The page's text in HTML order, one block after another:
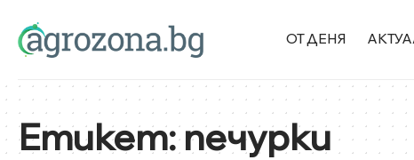
ОТ ДЕНЯ
Етикет:печурки